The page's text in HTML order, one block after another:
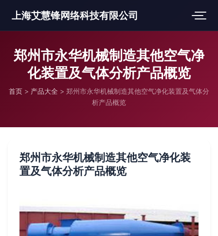
上海艾慧锋网络科技有限公司
郑州市永华机械制造其他空气净
化装置及气体分析产品概览
首页 > 产品大全 > 郑州市永华机械制造其他空气净化装置及气体分
析产品概览
郑州市永华机械制造其他空气净化装
置及气体分析产品概览